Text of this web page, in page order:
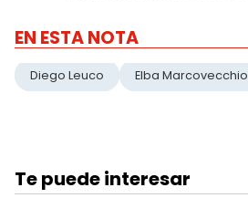
EN ESTA NOTA
Diego Leuco Elba Marcovecchio